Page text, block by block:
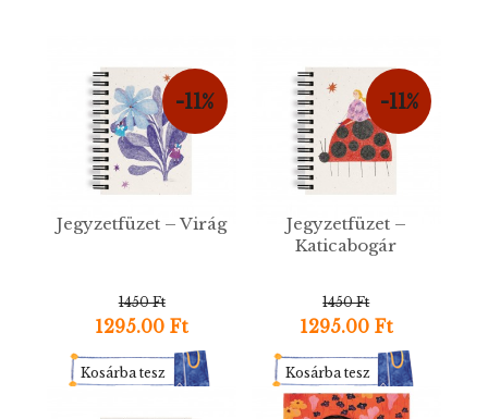
-11%
Jegyzetfüzet – Virág
1450 Ft
1295.00 Ft
Kosárba tesz
-11%
Jegyzetfüzet –
Katicabogár
1450 Ft
1295.00 Ft
Kosárba tesz